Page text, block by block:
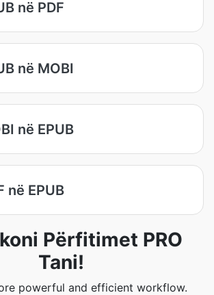
në PDF
në MOBI
në EPUB
në EPUB
Përfitimet PRO
Tani!
powerful and efficient workflow.